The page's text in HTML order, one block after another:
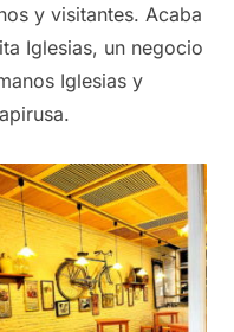
y visitantes. Acaba
Iglesias, un negocio
Iglesias y